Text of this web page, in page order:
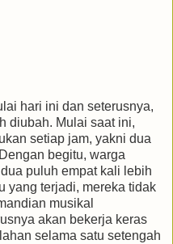
hari ini dan seterusnya,
diubah. Mulai saat ini,
setiap jam, yakni dua
begitu, warga
puluh empat kali lebih
yang terjadi, mereka tidak
musikal
akan bekerja keras
selama satu setengah